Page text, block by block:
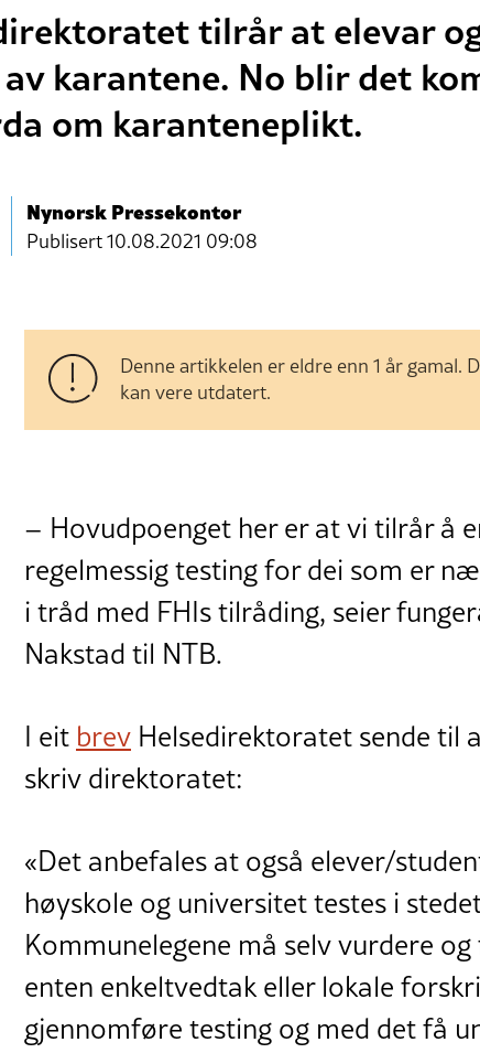
tilrår at elevar
karantene. No blir det
om karanteneplikt.
Nynorsk Pressekontor
Publisert10.08.2021 09:08
Denne artikkelen er eldre enn 1 år gamal.
kan vere utdatert.
– Hovudpoenget her er at vi tilrår å
regelmessig testing for dei som er
i tråd med FHIs tilråding, seier
Nakstad til NTB.
I eit brev Helsedirektoratet sende til
skriv direktoratet:
«Det anbefales at også elever/
høyskole og universitet testes i
Kommunelegene må selv vurdere
enten enkeltvedtak eller lokale
gjennomføre testing og med det få